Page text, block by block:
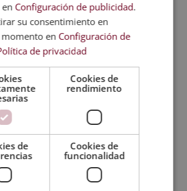
en Higiene Industrial en
era:
€El
Configuración de publicidad.
su consentimiento en
en Configuración de
de privacidad
Cookies de
rendimiento
de
Cookies de
funcionalidad